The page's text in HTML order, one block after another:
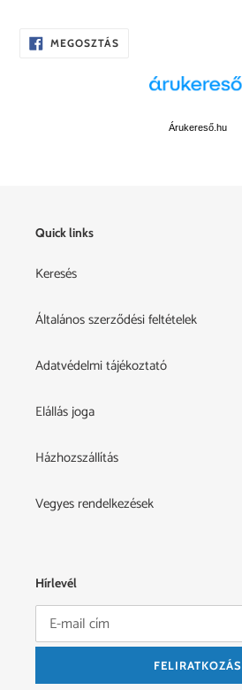
MEGOSZTÁSOSZD
Árukereső.hu
Quick links
Keresés
Általános szerződési feltételek
Adatvédelmi tájékoztató
Elállás joga
Házhozszállítás
Vegyes rendelkezések
Hírlevél
FELIRATKOZÁS